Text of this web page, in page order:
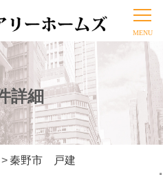
詳細
秦野市 戸建